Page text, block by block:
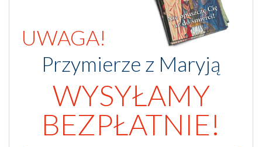
UWAGA!
Przymierze z Maryją
WYSYŁAMY
BEZPŁATNIE!